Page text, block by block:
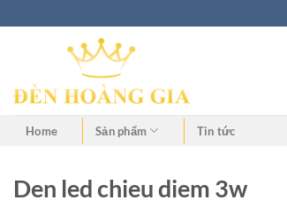
Home Sản phẩm Tin tức
Den led chieu diem 3w